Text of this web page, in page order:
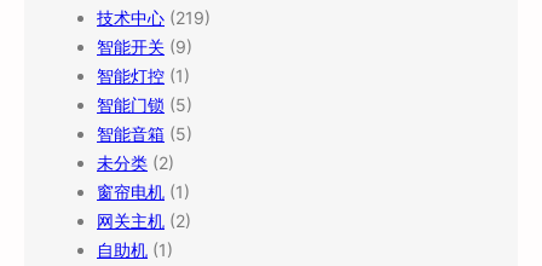
技术中心 (219)
智能开关 (9)
智能灯控 (1)
智能门锁 (5)
智能音箱 (5)
未分类 (2)
窗帘电机 (1)
网关主机 (2)
自助机 (1)